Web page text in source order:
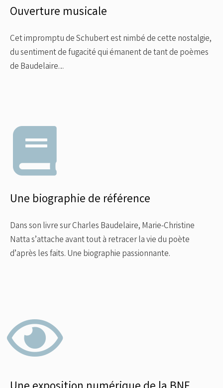
Ouverture musicale
Cet impromptu de Schubert est nimbé de cette nostalgie,
du sentiment de fugacité qui émanent de tant de poèmes
de Baudelaire…
Une biographie de référence
Dans son livre sur Charles Baudelaire, Marie-Christine
Natta s’attache avant tout à retracer la vie du poète
d’après les faits. Une biographie passionnante.